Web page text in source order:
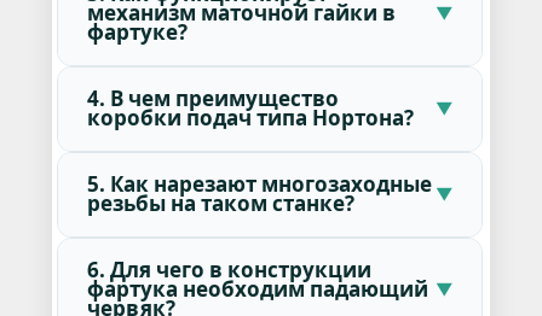
механизм маточной гайки в
фартуке?
4. В чем преимущество
коробки подач типа Нортона?
5. Как нарезают многозаходные
резьбы на таком станке?
6. Для чего в конструкции
фартука необходим падающий
червяк?